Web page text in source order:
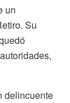
un
Su
delincuente